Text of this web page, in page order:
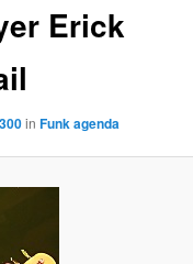
Erick
inFunk agenda